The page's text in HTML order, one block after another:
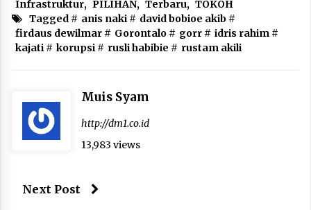
Infrastruktur, PILIHAN, Terbaru, TOKOH
Tagged # anis naki # david bobioe akib #
firdaus dewilmar # Gorontalo # gorr # idris rahim #
kajati # korupsi # rusli habibie # rustam akili
Muis Syam
http://dm1.co.id
13,983 views
Next Post